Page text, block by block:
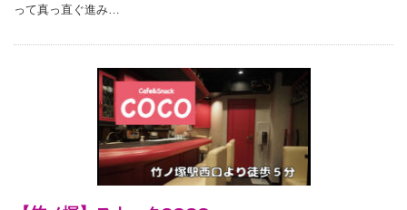
って真っ直ぐ進み…